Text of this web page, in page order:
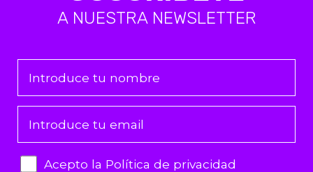
A NUESTRA NEWSLETTER
Acepto la Política de privacidad